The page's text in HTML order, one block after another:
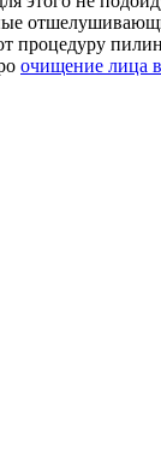
процедуру
очищение лица